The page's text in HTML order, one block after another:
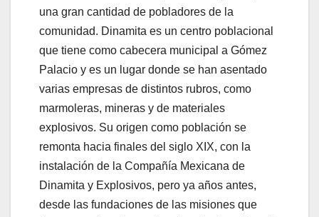
una gran cantidad de pobladores de la
comunidad. Dinamita es un centro poblacional
que tiene como cabecera municipal a Gómez
Palacio y es un lugar donde se han asentado
varias empresas de distintos rubros, como
marmoleras, mineras y de materiales
explosivos. Su origen como población se
remonta hacia finales del siglo XIX, con la
instalación de la Compañía Mexicana de
Dinamita y Explosivos, pero ya años antes,
desde las fundaciones de las misiones que